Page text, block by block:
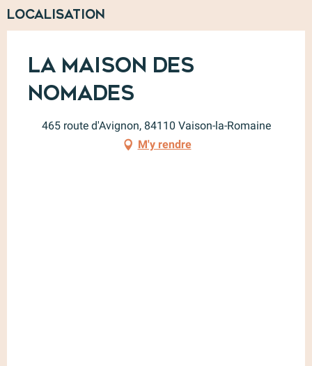
Localisation
La Maison des
Nomades
465 route d'Avignon, 84110 Vaison-la-Romaine
M'y rendre